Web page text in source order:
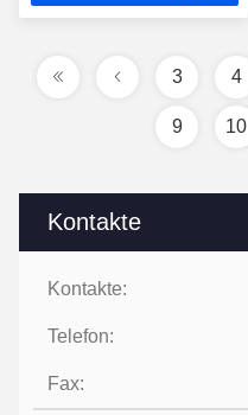
Kontakte
Kontakte:
Telefon:
Fax:
3 4
9 10